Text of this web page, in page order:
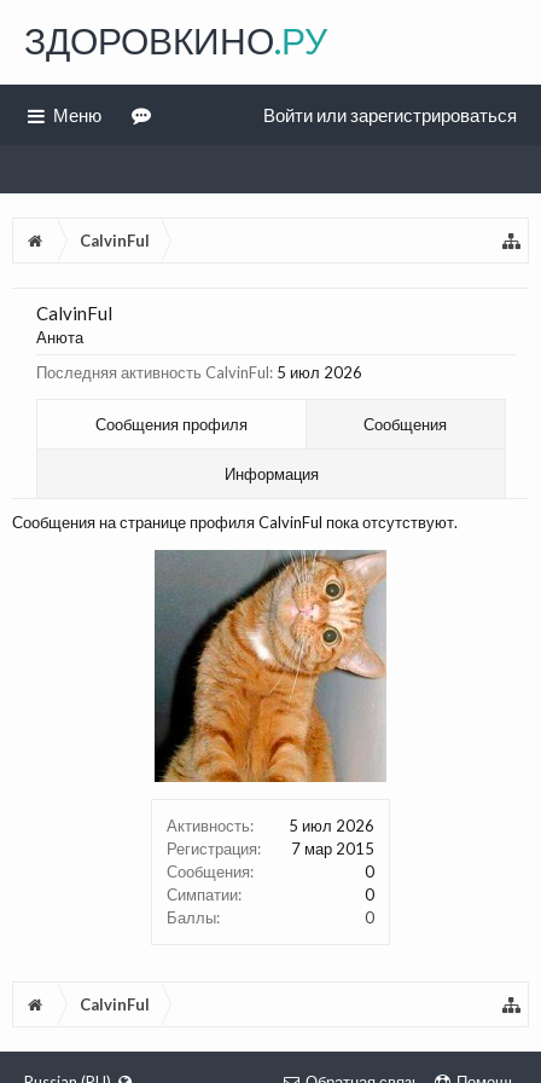
CalvinFul
Активность:
5 июл 2026
Регистрация:
7 мар 2015
Сообщения:
0
Симпатии:
0
Баллы:
0
CalvinFul
Анюта
Последняя активность CalvinFul: 5 июл 2026
Сообщения профиля Сообщения
Информация
Сообщения на странице профиля CalvinFul пока отсутствуют.
CalvinFul
ЗДОРОВКИНО.РУ
Меню Войти или зарегистрироваться